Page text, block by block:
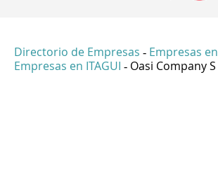
Directorio de Empresas - Empresas
Empresas en ITAGUI - Oasi Company S